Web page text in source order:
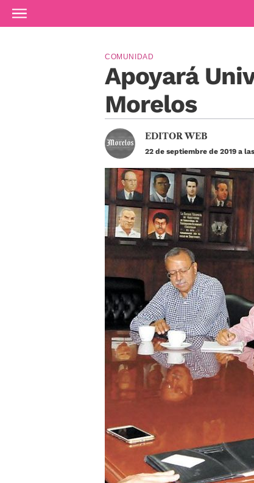
Ir al contenido principal
Apoyará
Morelos
COMUNIDAD
EDITOR WEB
22 de septiembre de 2019 a las